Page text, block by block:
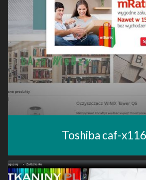
Toshiba caf-